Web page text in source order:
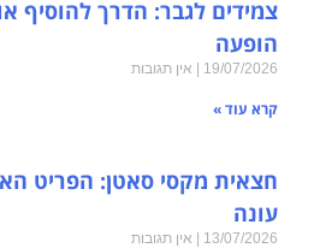
צמידים לגבר: הדרך להוסיף
הופעה
19/07/2026 אין תגובות
קרא עוד »
חצאית מקסי סאטן: הפריט
עונה
13/07/2026 אין תגובות